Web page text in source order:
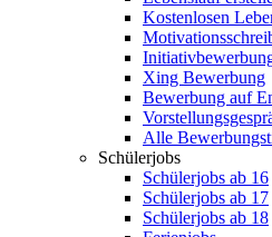
Kostenlosen
Xing Bewerbung
Bewerbung auf
Alle
Schülerjobs
Schülerjobs ab 16
Schülerjobs ab 17
Schülerjobs ab 18